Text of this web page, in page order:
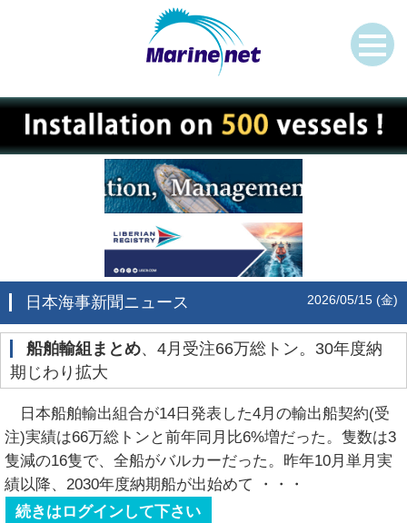
日本海事新聞ニュース 2026/05/15 (金)
船舶輸組まとめ、4月受注66万総トン。30年度納
期じわり拡大
日本船舶輸出組合が14日発表した4月の輸出船契約(受
注)実績は66万総トンと前年同月比6%増だった。隻数は3
隻減の16隻で、全船がバルカーだった。昨年10月単月実
績以降、2030年度納期船が出始めて
・・・
続きはログインして下さい